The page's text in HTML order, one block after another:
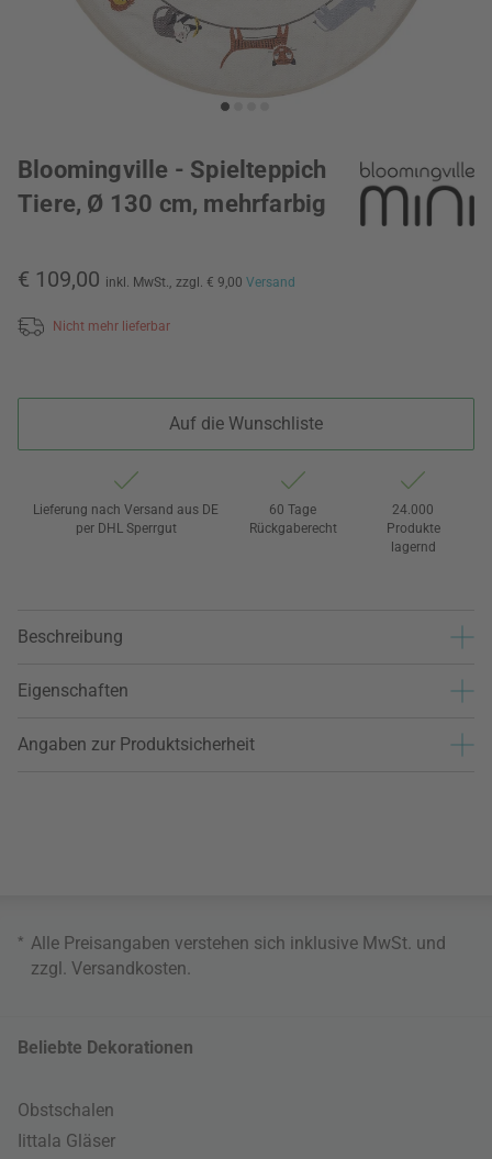
Bloomingville - Spielteppich
Tiere, Ø 130 cm, mehrfarbig
€ 109,00 inkl. MwSt., zzgl. € 9,00 Versand
Nicht mehr lieferbar
Auf die Wunschliste
Lieferung nach Versand aus DE
per DHL Sperrgut
60 Tage
Rückgaberecht
24.000
Produkte
lagernd
Beschreibung
Eigenschaften
Angaben zur Produktsicherheit
* Alle Preisangaben verstehen sich inklusive MwSt. und
zzgl. Versandkosten
Beliebte Dekorationen
Obstschalen
Iittala Gläser